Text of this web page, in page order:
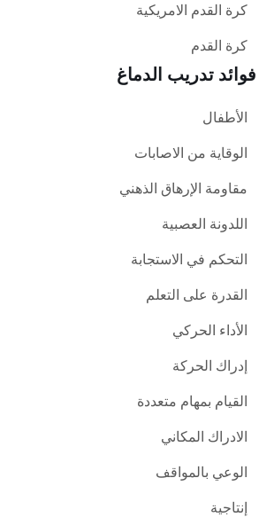
كرة القدم الامريكية
كرة القدم
فوائد تدريب الدماغ
الأطفال
الوقاية من الاصابات
مقاومة الإرهاق الذهني
اللدونة العصبية
التحكم في الاستجابة
القدرة على التعلم
الأداء الحركي
إدراك الحركة
القيام بمهام متعددة
الادراك المكاني
الوعي بالمواقف
إنتاجية